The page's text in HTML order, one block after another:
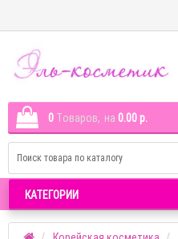
0 Tоваров, на 0.00 р.
КАТЕГОРИИ